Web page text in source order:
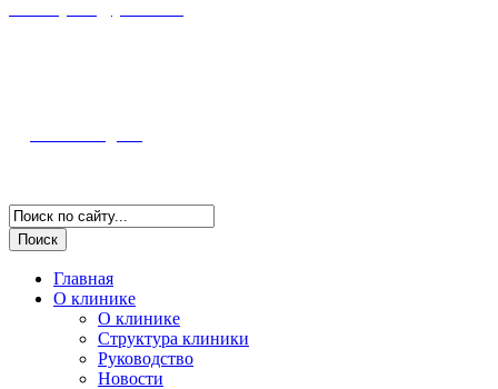
Главная
О клинике
О клинике
Структура клиники
Руководство
Новости